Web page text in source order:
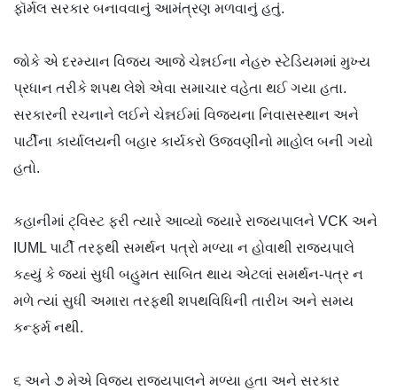
ફૉર્મલ સરકાર બનાવવાનું આમંત્રણ મળવાનું હતું.
જોકે એ દરમ્યાન વિજય આજે ચેન્નઈના નેહરુ સ્ટેડિયમમાં મુખ્ય
પ્રધાન તરીકે શપથ લેશે એવા સમાચાર વહેતા થઈ ગયા હતા.
સરકારની રચનાને લઈને ચેન્નઈમાં વિજયના નિવાસસ્થાન અને
પાર્ટીના કાર્યાલયની બહાર કાર્યકરો ઉજવણીનો માહોલ બની ગયો
હતો.
કહાનીમાં ટ્વિસ્ટ ફરી ત્યારે આવ્યો જ્યારે રાજ્યપાલને VCK અને
IUML પાર્ટી તરફથી સમર્થન પત્રો મળ્યા ન હોવાથી રાજ્યપાલે
કહ્યું કે જ્યાં સુધી બહુમત સાબિત થાય એટલાં સમર્થન-પત્ર ન
મળે ત્યાં સુધી અમારા તરફથી શપથવિધિની તારીખ અને સમય
કન્ફર્મ નથી.
૬ અને ૭ મેએ વિજય રાજ્યપાલને મળ્યા હતા અને સરકાર